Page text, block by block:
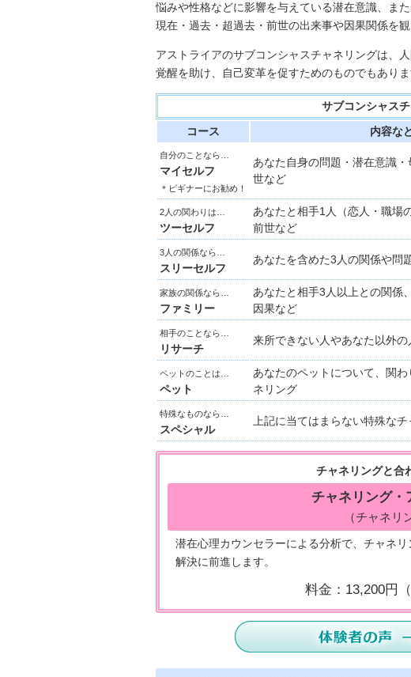
悩みや性格などに影響を与えている潜在意識、ま
現在・過去・超過去・前世の出来事や因果関係を観
アストライアのサブコンシャスチャネリングは、
覚醒を助け、自己変革を促すためのものでもありま
サブコンシャス
コース
内容な
自分のことなら…
マイセルフ
＊ビギナーにお勧め！
あなた自身の問題・潜在意識
世など
2人の関わりは…
ツーセルフ
あなたと相手1人（恋人・職場
前世など
3人の関係なら…
スリーセルフ
あなたを含めた3人の関係や問
家族の関係なら…
ファミリー
あなたと相手3人以上との関係
因果など
相手のことなら…
リサーチ
来所できない人やあなた以外
ペットのことは…
ペット
あなたのペットについて、関
ネリング
特殊なものなら…
スペシャル
上記に当てはまらない特殊なチ
チャネリングと合
チャネリング・
（チャネリ
潜在心理カウンセラーによる分析で、チャネ
解決に前進します。
料金：13,200円